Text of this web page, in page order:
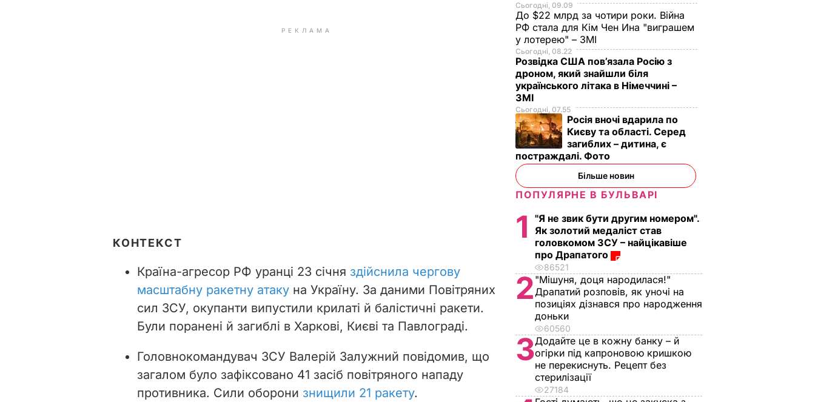
РЕКЛАМА
КОНТЕКСТ
Країна-агресор РФ уранці 23 січня здійснила чергову
масштабну ракетну атаку на Україну. За даними Повітряних
сил ЗСУ, окупанти випустили крилаті й балістичні ракети.
Були поранені й загиблі в Харкові, Києві та Павлограді.
Головнокомандувач ЗСУ Валерій Залужний повідомив, що
загалом було зафіксовано 41 засіб повітряного нападу
противника. Сили оборони знищили 21 ракету.
Сьогодні, 09.09
До $22 млрд за чотири роки. Війна
РФ стала для Кім Чен Ина "виграшем
у лотерею" – ЗМІ
Сьогодні, 08.22
Розвідка США пов’язала Росію з
дроном, який знайшли біля
українського літака в Німеччині –
ЗМІ
Сьогодні, 07.55
Росія вночі вдарила по
Києву та області. Серед
загиблих – дитина, є
постраждалі. Фото
Більше новин
ПОПУЛЯРНЕ В БУЛЬВАРІ
1
"Я не звик бути другим номером".
Як золотий медаліст став
головкомом ЗСУ – найцікавіше
про Драпатого
86521
2 "Мішуня, доця народилася!"
Драпатий розповів, як уночі на
позиціях дізнався про народження
доньки
60560
3Додайте це в кожну банку – й
огірки під капроновою кришкою
не перекиснуть. Рецепт без
стерилізації
27184